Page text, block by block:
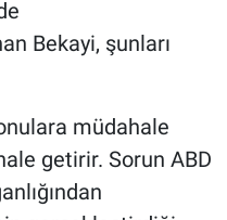
Bekayi, şunları
müdahale
getirir. Sorun ABD